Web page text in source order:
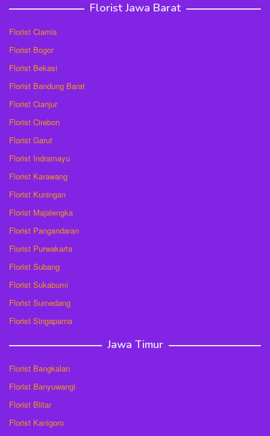
Florist Jawa Barat
Florist Ciamis
Florist Bogor
Florist Bekasi
Florist Bandung Barat
Florist Cianjur
Florist Cirebon
Florist Garut
Florist Indramayu
Florist Karawang
Florist Kuningan
Florist Majalengka
Florist Pangandaran
Florist Purwakarta
Florist Subang
Florist Sukabumi
Florist Sumedang
Florist Singaparna
Jawa Timur
Florist Bangkalan
Florist Banyuwangi
Florist Blitar
Florist Kanigoro